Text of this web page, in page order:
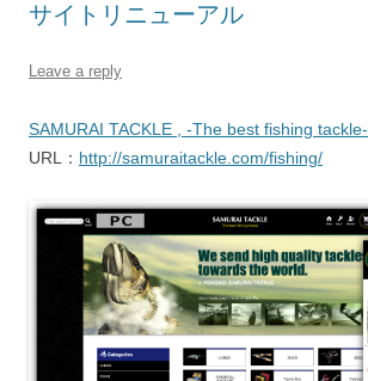
サイトリニューアル
Leave a reply
SAMURAI TACKLE , -The best fishing tackle-
URL： http://samuraitackle.com/fishing/